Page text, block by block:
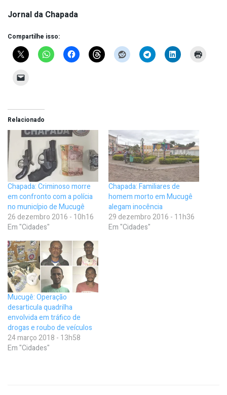
Jornal da Chapada
Compartilhe isso:
Relacionado
Chapada: Criminoso morre
em confronto com a polícia
no município de Mucugê
26 dezembro 2016 - 10h16
Em "Cidades"
Chapada: Familiares de
homem morto em Mucugê
alegam inocência
29 dezembro 2016 - 11h36
Em "Cidades"
Mucugê: Operação
desarticula quadrilha
envolvida em tráfico de
drogas e roubo de veículos
24 março 2018 - 13h58
Em "Cidades"